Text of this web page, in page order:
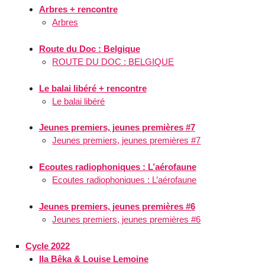
Arbres + rencontre
Arbres
Route du Doc : Belgique
ROUTE DU DOC : BELGIQUE
Le balai libéré + rencontre
Le balai libéré
Jeunes premiers, jeunes premières #7
Jeunes premiers, jeunes premières #7
Ecoutes radiophoniques : L’aérofaune
Ecoutes radiophoniques : L’aérofaune
Jeunes premiers, jeunes premières #6
Jeunes premiers, jeunes premières #6
Cycle 2022
Ila Bêka & Louise Lemoine